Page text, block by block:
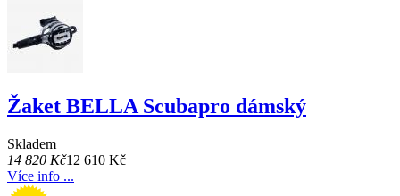
Žaket BELLA Scubapro dámský
Skladem
14 820 Kč12 610 Kč
Více info ...